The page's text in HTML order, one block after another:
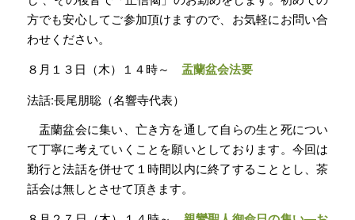
方でも安心してご参加頂けますので、お気軽にお問い合
わせください。
８月１３日（木）１４時～ 盂蘭盆会法要
法話:長尾朋聡（名響寺代表）
盂蘭盆会に集い、亡き方を通して自らの生と死につい
て丁寧に考えていくことを願いとしております。今回は
勤行と法話を併せて１時間以内に終了することとし、茶
話会は無しとさせて頂きます。